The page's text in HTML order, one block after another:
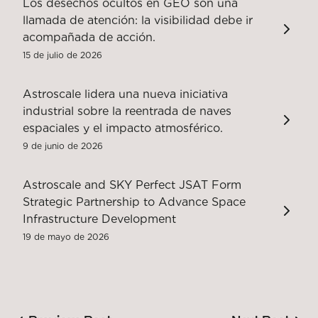
Los desechos ocultos en GEO son una
llamada de atención: la visibilidad debe ir
acompañada de acción.
15 de julio de 2026
Astroscale lidera una nueva iniciativa
industrial sobre la reentrada de naves
espaciales y el impacto atmosférico.
9 de junio de 2026
Astroscale and SKY Perfect JSAT Form
Strategic Partnership to Advance Space
Infrastructure Development
19 de mayo de 2026